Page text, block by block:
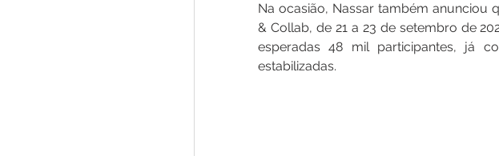
Na ocasião, Nassar também anunciou
& Collab, de 21 a 23 de setembro de
esperadas 48 mil participantes, já
estabilizadas.